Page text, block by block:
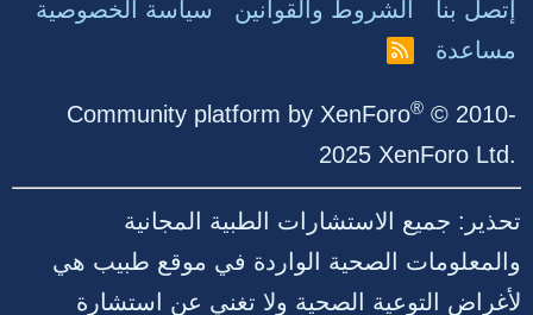
إتصل بنا الشروط والقوانين
سياسة الخصوصية
مساعدة
R
Community platform by XenForo® © 2010-
2025 XenForo Ltd.
تحذير: جميع الاستشارات الطبية المجانية
والمعلومات الصحية الواردة في موقع طبيب هي
لأغراض التوعية الصحية ولا تغني عن استشارة